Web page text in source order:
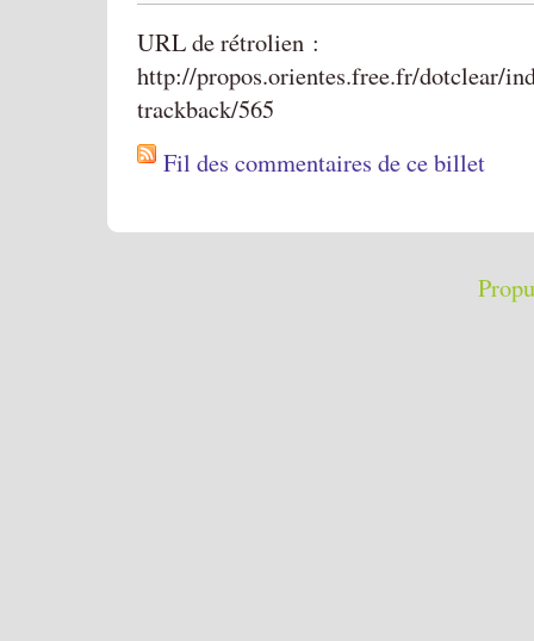
URL de rétrolien :
http://propos.orientes.free.fr/dotclear/
trackback/565
Fil des commentaires de ce billet